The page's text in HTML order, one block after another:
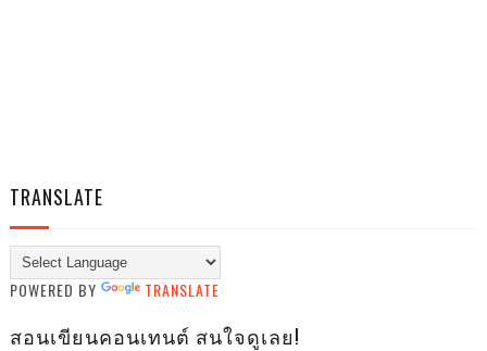
TRANSLATE
POWERED BY TRANSLATE
สอนเขียนคอนเทนต์ สนใจดูเลย!